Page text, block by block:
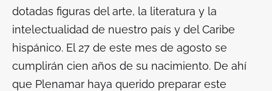
dotadas figuras del arte, la literatura y la
intelectualidad de nuestro país y del Caribe
hispánico. El 27 de este mes de agosto se
cumplirán cien años de su nacimiento. De ahí
que Plenamar haya querido preparar este